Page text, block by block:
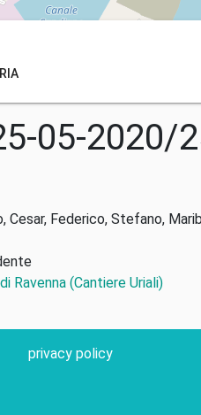
05-2020/
Cesar, Federico, Stefano,
Ravenna (Cantiere Uriali)
privacy policy